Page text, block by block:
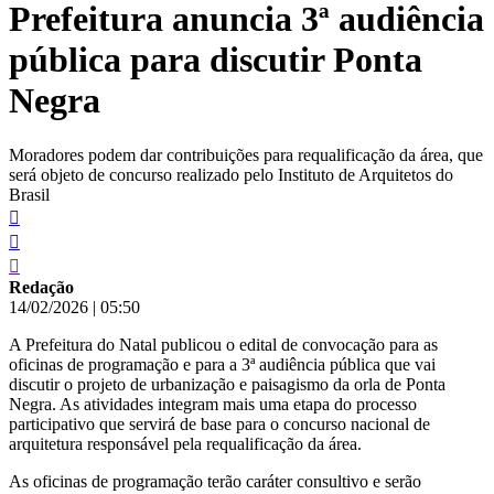
conteúdo
Prefeitura anuncia 3ª audiência
pública para discutir Ponta
Negra
Moradores podem dar contribuições para requalificação da área, que
será objeto de concurso realizado pelo Instituto de Arquitetos do
Brasil
Redação
14/02/2026 | 05:50
A Prefeitura do Natal publicou o edital de convocação para as
oficinas de programação e para a 3ª audiência pública que vai
discutir o projeto de urbanização e paisagismo da orla de Ponta
Negra. As atividades integram mais uma etapa do processo
participativo que servirá de base para o concurso nacional de
arquitetura responsável pela requalificação da área.
As oficinas de programação terão caráter consultivo e serão